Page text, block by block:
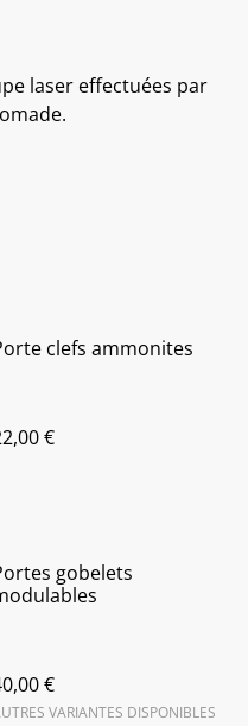
laser effectuées par
clefs ammonites
€
gobelets
€
VARIANTES DISPONIBLES